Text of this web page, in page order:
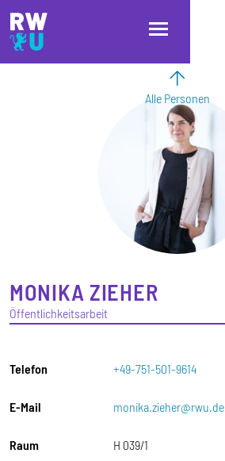
Direkt zum Inhalt
Direkt zur Hauptnavigation
Direkt zum Fußbereich
Alle Personen
MONIKA ZIEHER
Öffentlichkeitsarbeit
Telefon +49-751-501-9614
E-Mail monika.zieher@rwu.de
Raum H 039/1